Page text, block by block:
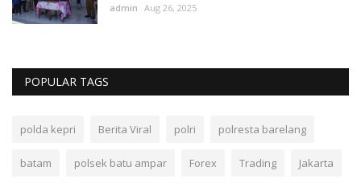
admin Aug 26, 2025
POPULAR TAGS
polda kepri Berita Viral polri polresta barelang
batam polsek batu ampar Forex Trading Jakarta